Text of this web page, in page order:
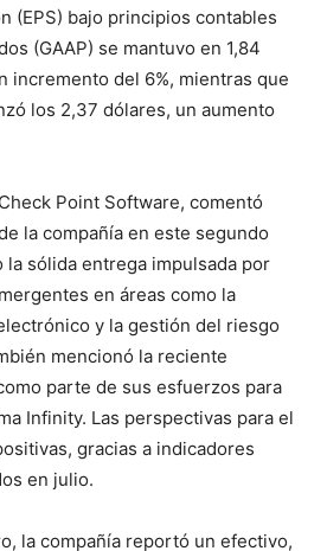
(EPS) bajo principios contables
(GAAP) se mantuvo en 1,84
incremento del 6%, mientras que
los 2,37 dólares, un aumento
Point Software, comentó
la compañía en este segundo
sólida entrega impulsada por
en áreas como la
y la gestión del riesgo
mencionó la reciente
parte de sus esfuerzos para
Infinity. Las perspectivas para el
gracias a indicadores
en julio.
la compañía reportó un efectivo,